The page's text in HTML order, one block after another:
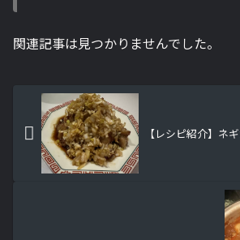
関連記事は見つかりませんでした。
【レシピ紹介】ネ